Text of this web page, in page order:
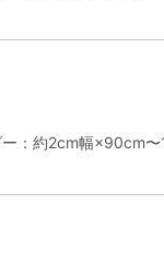
：約2cm幅×90cm